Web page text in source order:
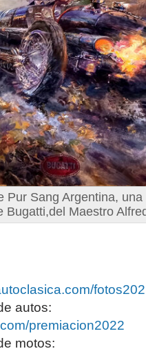
Pur Sang Argentina,
Bugatti,del Maestro
autos:
premiacion2022
motos: